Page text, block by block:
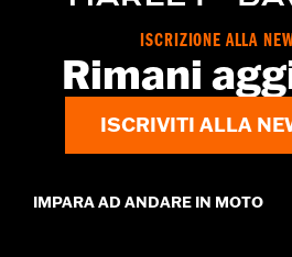
ISCRIZIONE ALLA
Rimani
ISCRIVITI ALLA
IMPARA AD ANDARE IN MOTO